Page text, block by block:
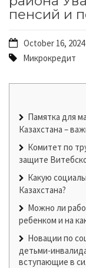
пенсий и
October 16, 2024
Микрокредит
Памятка для
Казахстана –
Комитет по
защите
Какую
Казахстана?
Можно ли
ребенком и на
Новации по
детьми-
вступающие в